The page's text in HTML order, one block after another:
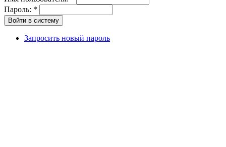
Пароль: *
Запросить новый пароль